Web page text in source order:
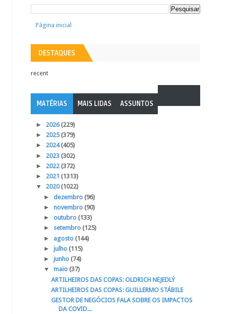
Página inicial
DESTAQUES
recent
MATÉRIAS MAIS LIDAS ASSUNTOS
► 2026(229)
► 2025(379)
► 2024(405)
► 2023 (302)
► 2022(372)
► 2021 (1313)
▼ 2020(1022)
► dezembro (96)
► novembro (90)
► outubro (133)
► setembro (125)
► agosto (144)
► julho (115)
► junho (74)
▼ maio (37)
ARTILHEIROS DAS COPAS: OLDRICH NEJEDLÝ
ARTILHEIROS DAS COPAS: GUILLERMO STÁBILE
GESTOR DE NEGÓCIOS FALA SOBRE OS IMPACTOS
DA COVID...